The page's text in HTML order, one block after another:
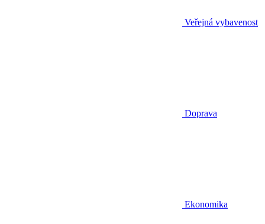
Veřejná vybavenost
Doprava
Ekonomika